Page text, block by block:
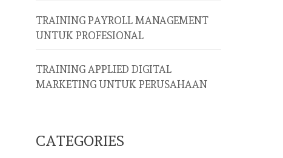
TRAINING PAYROLL MANAGEMENT
UNTUK PROFESIONAL
TRAINING APPLIED DIGITAL
MARKETING UNTUK PERUSAHAAN
CATEGORIES